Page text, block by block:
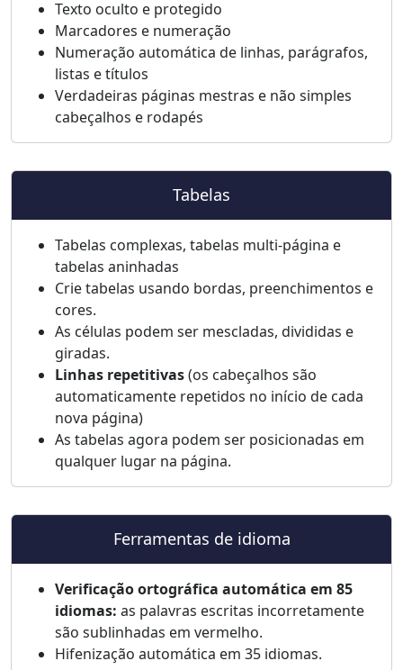
Texto oculto e protegido
Marcadores e numeração
Numeração automática de linhas, parágrafos,
listas e títulos
Verdadeiras páginas mestras e não simples
cabeçalhos e rodapés
Tabelas
Tabelas complexas, tabelas multi-página e
tabelas aninhadas
Crie tabelas usando bordas, preenchimentos e
cores.
As células podem ser mescladas, divididas e
giradas.
Linhas repetitivas(os cabeçalhos são
automaticamente repetidos no início de cada
nova página)
As tabelas agora podem ser posicionadas em
qualquer lugar na página.
Ferramentas de idioma
Verificação ortográfica automática em 85
idiomas: as palavras escritas incorretamente
são sublinhadas em vermelho.
Hifenização automática em 35 idiomas.